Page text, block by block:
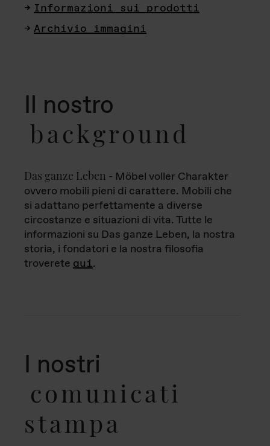
Informazioni sui prodotti
Archivio immagini
Il nostro
background
Das ganze Leben - Möbel voller Charakter
ovvero mobili pieni di carattere. Mobili che
si adattano perfettamente a diverse
circostanze e situazioni di vita. Tutte le
informazioni su Das ganze Leben, la nostra
storia, i fondatori e la nostra filosofia
troverete qui.
I nostri
comunicati
stampa